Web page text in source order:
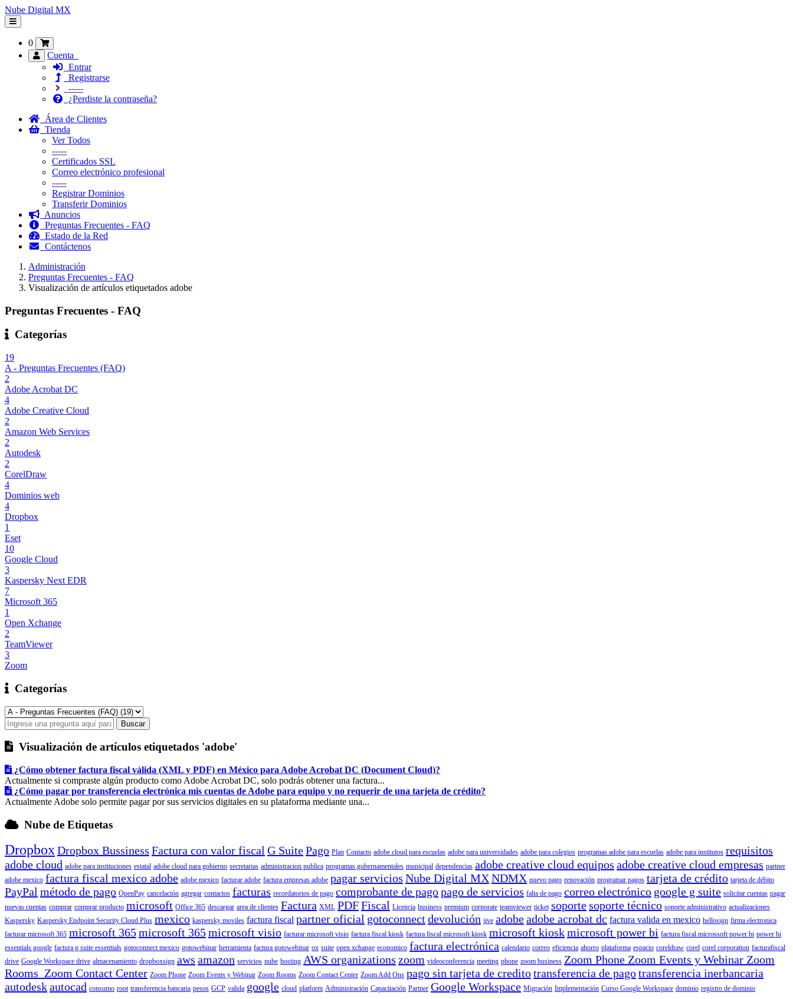
Nube Digital MX
Alternar
Navegación
0
Cuenta
Entrar
Registrarse
-----
¿Perdiste la contraseña?
Área de Clientes
Tienda
Ver Todos
-----
Certificados SSL
Correo electrónico profesional
-----
Registrar Dominios
Transferir Dominios
Anuncios
Preguntas Frecuentes - FAQ
Estado de la Red
Contáctenos
Administración
Preguntas Frecuentes - FAQ
Visualización de artículos etiquetados adobe
Preguntas Frecuentes - FAQ
Categorías
19
A - Preguntas Frecuentes (FAQ)
2
Adobe Acrobat DC
4
Adobe Creative Cloud
2
Amazon Web Services
2
Autodesk
2
CorelDraw
4
Dominios web
4
Dropbox
1
Eset
10
Google Cloud
3
Kaspersky Next EDR
7
Microsoft 365
1
Open Xchange
2
TeamViewer
3
Zoom
Categorías
Visualización de artículos etiquetados 'adobe'
¿Cómo obtener factura fiscal válida (XML y PDF) en México para Adobe Acrobat DC (Document Cloud)?
Actualmente si compraste algún producto como Adobe Acrobat DC, solo podrás obtener una factura...
¿Cómo pagar por transferencia electrónica mis cuentas de Adobe para equipo y no requerir de una tarjeta de crédito?
Actualmente Adobe solo permite pagar por sus servicios digitales en su plataforma mediante una...
Nube de Etiquetas
DropboxDropbox Bussiness Factura con valor fiscal G SuitePago Plan Contacto adobe cloud para escuelas adobe para universidades adobe para colegios programas adobe para escuelas adobe para institutos requisitos
adobe cloud adobe para instituciones estatal adobe cloud para gobierno secretarias administracion publica programas gubernamentales municipal dependencias adobe creative cloud equipos adobe creative cloud empresas partner
adobe mexico factura fiscal mexico adobe adobe mexico facturar adobe factura empresas adobe pagar servicios Nube Digital MXNDMX nuevo pago renovación programar pagos tarjeta de crédito tarjeta de débito
PayPal método de pago OpenPay cancelación agregar contactos facturas recordatorios de pago comprobante de pagopago de servicios falta de pago correo electrónico google g suite solicitar cuentas pagar
nuevas cuentas comprar comprar producto microsoft Office 365 descargar area de clientes Factura XML PDFFiscal Licencia business premium corporate teamviewer ticket soportesoporte técnico soporte administrativo actualizaciones
Kaspersky Kaspersky Endpoint Security Cloud Plus mexico kaspersky moviles factura fiscal partner oficial gotoconnectdevolución jive adobeadobe acrobat dc factura valida en mexico hellosign firma electronica
facturar microsoft 365 microsoft 365microsoft 365microsoft visio facturar microsoft visio factura fiscal kiosk factura fiscal microsoft kiosk microsoft kioskmicrosoft power bi factura fiscal microssoft power bi power bi
essentials google factura g suite essentials gotoconnect mexico gotowebinar herramienta factura gotowebinar ox suite open xchange economico factura electrónica calendario correo eficiencia ahorro plataforma espacio coreldraw corel corel corporation facturafiscal
drive Google Workspace drive almacenamiento dropboxsign aws amazon servicios nube hosting AWS organizations zoom videoconferencia meeting phone zoom business Zoom Phone Zoom Events y Webinar Zoom
Rooms Zoom Contact Center Zoom Phone Zoom Events y Webinar Zoom Rooms Zoom Contact Center Zoom Add Ons pago sin tarjeta de creditotransferencia de pagotransferencia inerbancaria
autodeskautocad consumo root transferencia bancaria pesos GCP valida google cloud platform Administración Capacitación Partner Google Workspace Migración Implementación Curso Google Workspace dominio registro de dominio